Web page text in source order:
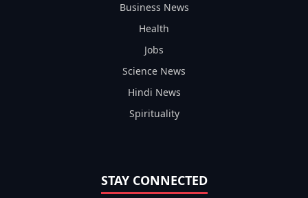
Business News
Health
Jobs
Science News
Hindi News
Spirituality
STAY CONNECTED